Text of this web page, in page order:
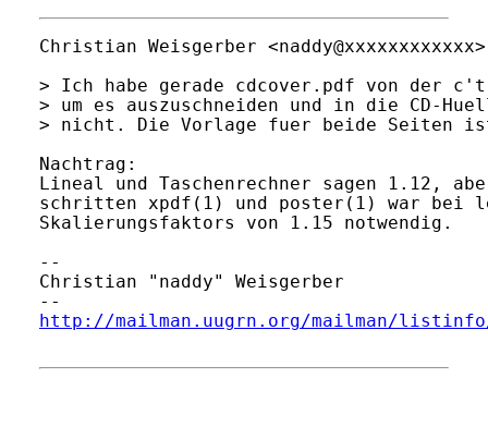
Christian Weisgerber
> Ich habe gerade cdcover.pdf von der
> um es auszuschneiden und in die CD-
> nicht. Die Vorlage fuer beide Seiten
Nachtrag:
Lineal und Taschenrechner sagen 1.12,
schritten xpdf(1) und poster(1) war bei
Skalierungsfaktors von 1.15 notwendig.
--
Christian "naddy" Weisgerber
http://mailman.uugrn.org/mailman/